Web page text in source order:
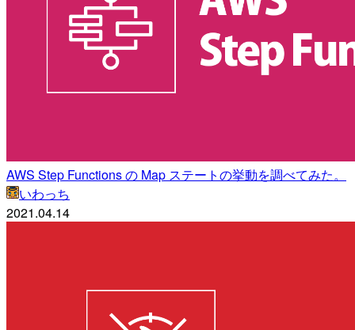
AWS Step Functions の Map ステートの挙動を調べてみた。
いわっち
2021.04.14